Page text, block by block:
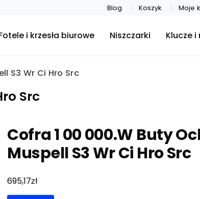
Blog Koszyk Moje
i krzesła biurowe Niszczarki Klucze
S3 Wr Ci Hro Src
Src
Cofra 1 00 000.W Buty
Muspell S3 Wr Ci Hro Src
695,17zł